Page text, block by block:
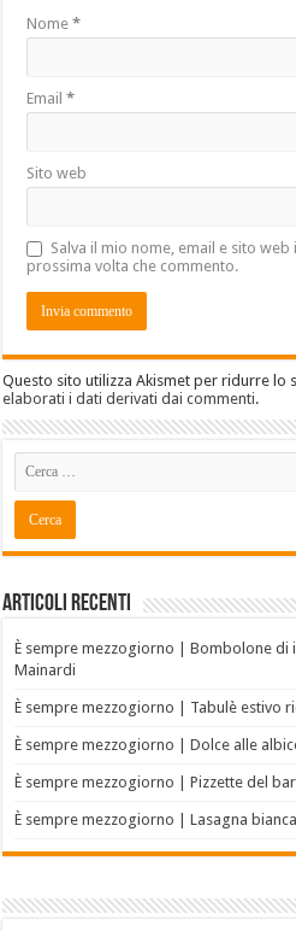
Nome*
Email*
Sito web
Salva il mio nome, email e sito
prossima volta che commento.
Questo sito utilizza Akismet per ridurre lo
elaborati i dati derivati dai commenti.
Articoli recenti
È sempre mezzogiorno | Bombolone di
Mainardi
È sempre mezzogiorno | Tabulè estivo
È sempre mezzogiorno | Dolce alle
È sempre mezzogiorno | Pizzette del
È sempre mezzogiorno | Lasagna